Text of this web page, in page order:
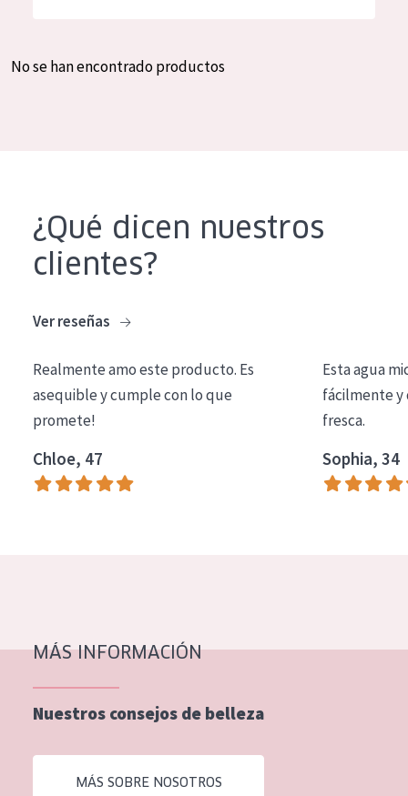
Crema de día
Crema de noche
Limpieza
COLECCIÓN
Essentials
Lift+
Piel normal y seca
Piel mixata o grasa
Piel madura
Piel expuesta al sol
Piel menopáusica
Spanish
No se han encontrado productos
¿Qué dicen nuestros
clientes?
Ver reseñas
Realmente amo este producto. Es
asequible y cumple con lo que
promete!
Chloe, 47
Esta agua
fácilmente y
fresca.
Sophia, 34
MÁS INFORMACIÓN
Nuestros consejos de belleza
MÁS SOBRE NOSOTROS